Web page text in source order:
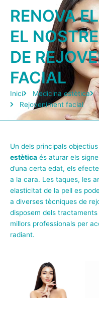
RENOVA
EL
DE
FACIAL
Inici Medicina estètica
Rejoveniment facial
Un dels principals
estètica és aturar els
d’una certa edat, els
a la cara. Les taques, les
elasticitat de la pell es
a diverses tècniques de
disposem dels
millors professionals per
radiant.